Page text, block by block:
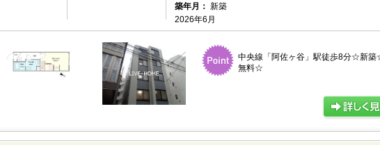
築年月： 新築
2026年6月
中央線「阿佐ヶ谷」駅徒歩8分☆新
無料☆